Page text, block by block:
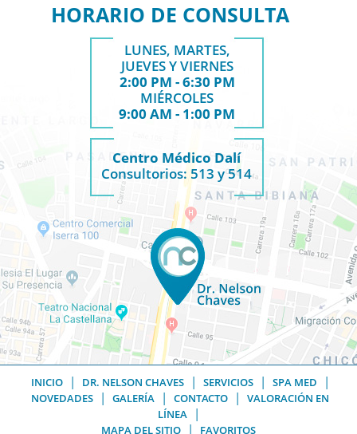
HORARIO DE CONSULTA
LUNES, MARTES,
JUEVES Y VIERNES
2:00 PM - 6:30 PM
MIÉRCOLES
9:00 AM - 1:00 PM
Centro Médico Dalí
Consultorios: 513 y 514
INICIO | DR. NELSON CHAVES | SERVICIOS | SPA MED |
NOVEDADES | GALERÍA | CONTACTO |
VALORACIÓN EN
LÍNEA
|
MAPA DEL SITIO | FAVORITOS